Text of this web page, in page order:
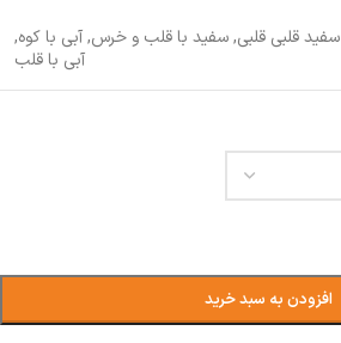
سفید قلبی قلبی,سفید با قلب و خرس,آبی با کوه,
آبی با قلب
افزودن به سبد خرید